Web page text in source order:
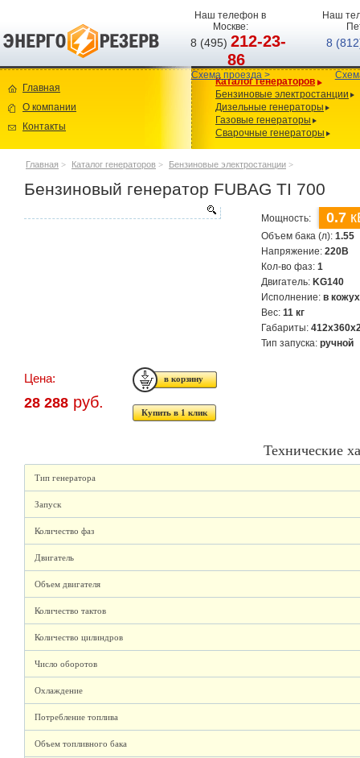
Наш телефон в
Москве:
8 (495)212-23-
86
Схема проезда >
Наш
8
Главная
О компании
Контакты
Каталог генераторов
Бензиновые электростанции
Дизельные генераторы
Газовые генераторы
Сварочные генераторы
Главная > Каталог генераторов > Бензиновые электростанции >
Бензиновый генератор FUBAG TI 700
Мощность: 0.7
Объем бака (л): 1.55
Напряжение: 220В
Кол-во фаз: 1
Двигатель: KG140
Исполнение: в
Вес: 11 кг
Габариты:
Тип запуска: ручной
Цена:
28 288 руб.
Купить в 1 клик
Технические
Тип генератора
Запуск
Количество фаз
Двигатель
Объем двигателя
Количество тактов
Количество цилиндров
Число оборотов
Охлаждение
Потребление топлива
Объем топливного бака